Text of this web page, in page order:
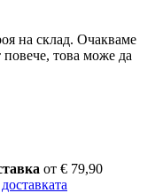
на склад. Очакваме
това може да
от € 79,90